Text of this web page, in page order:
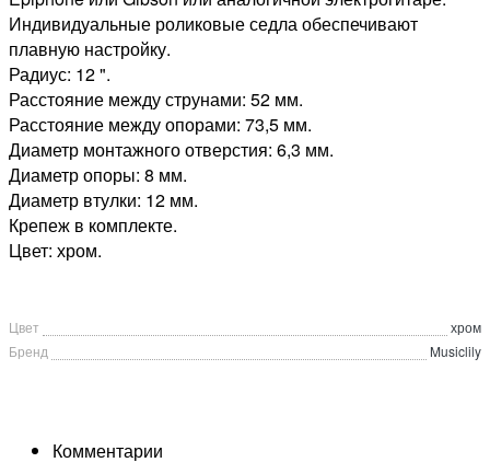
Индивидуальные роликовые седла обеспечивают
плавную настройку.
Радиус: 12 ".
Расстояние между струнами: 52 мм.
Расстояние между опорами: 73,5 мм.
Диаметр монтажного отверстия: 6,3 мм.
Диаметр опоры: 8 мм.
Диаметр втулки: 12 мм.
Крепеж в комплекте.
Цвет: хром.
Цвет
хром
Бренд
Musiclily
Комментарии